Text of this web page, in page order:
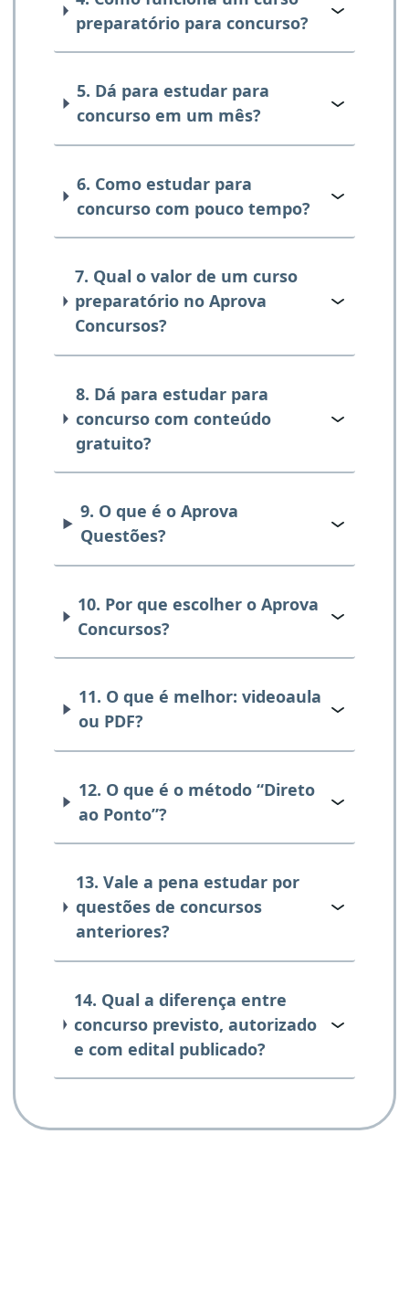
preparatório para concurso?
5. Dá para estudar para
concurso em um mês?
6. Como estudar para
concurso com pouco tempo?
7. Qual o valor de um curso
preparatório no Aprova
Concursos?
8. Dá para estudar para
concurso com conteúdo
gratuito?
9. O que é o Aprova
Questões?
10. Por que escolher o Aprova
Concursos?
11. O que é melhor: videoaula
ou PDF?
12. O que é o método “Direto
ao Ponto”?
13. Vale a pena estudar por
questões de concursos
anteriores?
14. Qual a diferença entre
concurso previsto, autorizado
e com edital publicado?